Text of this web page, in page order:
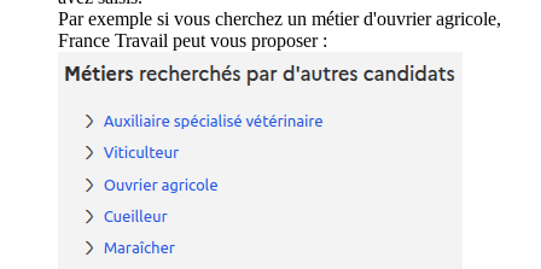
Par exemple si vous cherchez un métier d'ouvrier agricole,
France Travail peut vous proposer :